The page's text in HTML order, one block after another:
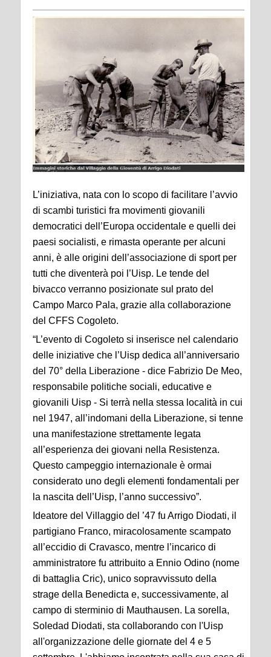
L’iniziativa, nata con lo scopo di facilitare l’avvio
di scambi turistici fra movimenti giovanili
democratici dell’Europa occidentale e quelli dei
paesi socialisti, e rimasta operante per alcuni
anni, è alle origini dell’associazione di sport per
tutti che diventerà poi l’Uisp. Le tende del
bivacco verranno posizionate sul prato del
Campo Marco Pala, grazie alla collaborazione
del CFFS Cogoleto.
“L’evento di Cogoleto si inserisce nel calendario
delle iniziative che l’Uisp dedica all’anniversario
del 70° della Liberazione - dice Fabrizio De Meo,
responsabile politiche sociali, educative e
giovanili Uisp - Si terrà nella stessa località in cui
nel 1947, all’indomani della Liberazione, si tenne
una manifestazione strettamente legata
all’esperienza dei giovani nella Resistenza.
Questo campeggio internazionale è ormai
considerato uno degli elementi fondamentali per
la nascita dell’Uisp, l’anno successivo”.
Ideatore del Villaggio del ’47 fu Arrigo Diodati, il
partigiano Franco, miracolosamente scampato
all’eccidio di Cravasco, mentre l’incarico di
amministratore fu attribuito a Ennio Odino (nome
di battaglia Cric), unico sopravvissuto della
strage della Benedicta e, successivamente, al
campo di sterminio di Mauthausen. La sorella,
Soledad Diodati, sta collaborando con l'Uisp
all'organizzazione delle giornate del 4 e 5